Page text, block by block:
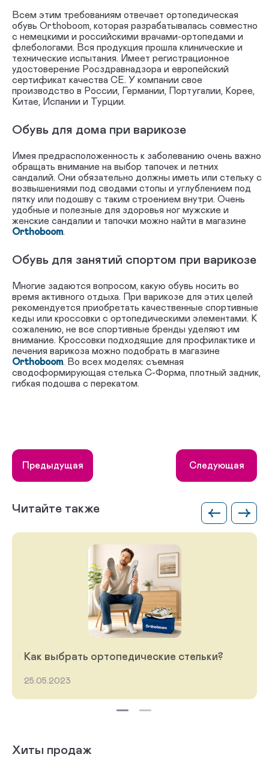
Всем этим требованиям отвечает ортопедическая
обувь Orthoboom, которая разрабатывалась совместно
с немецкими и российскими врачами-ортопедами и
флебологами. Вся продукция прошла клинические и
технические испытания. Имеет регистрационное
удостоверение Росздравнадзора и европейский
сертификат качества СЕ. У компании свое
производство в России, Германии, Португалии, Корее,
Китае, Испании и Турции.
Обувь для дома при варикозе
Имея предрасположенность к заболеванию очень важно
обращать внимание на выбор тапочек и летних
сандалий. Они обязательно должны иметь или стельку с
возвышениями под сводами стопы и углублением под
пятку или подошву с таким строением внутри. Очень
удобные и полезные для здоровья ног мужские и
женские сандалии и тапочки можно найти в магазине
Orthoboom.
Обувь для занятий спортом при варикозе
Многие задаются вопросом, какую обувь носить во
время активного отдыха. При варикозе для этих целей
рекомендуется приобретать качественные спортивные
кеды или кроссовки с ортопедическими элементами. К
сожалению, не все спортивные бренды уделяют им
внимание. Кроссовки подходящие для профилактике и
лечения варикоза можно подобрать в магазине
Orthoboom. Во всех моделях: съемная
сводоформирующая стелька С-Форма, плотный задник,
гибкая подошва с перекатом.
Следующая
Предыдущая
Читайте также
Как выбрать ортопедические стельки?
25.05.2023
Хиты продаж